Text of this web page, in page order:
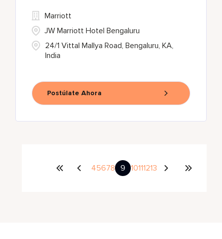
24/1 Vittal Mallya Road, Bengaluru, KA,
India
Marriott
JW Marriott Hotel Bengaluru
Postúlate Ahora
45678 9 10111213